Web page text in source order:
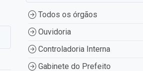
Todos os órgãos
Ouvidoria
Controladoria Interna
Gabinete do Prefeito